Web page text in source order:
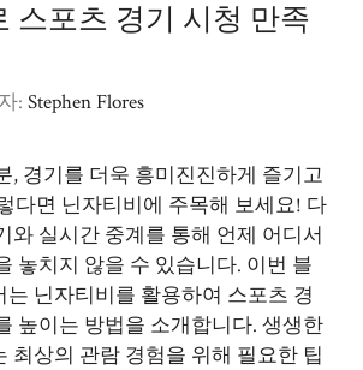
스포츠 경기 시청 만족
: Stephen Flores
, 경기를 더욱 흥미진진하게 즐기고
다면 닌자티비에 주목해 보세요! 다
와 실시간 중계를 통해 언제 어디서
놓치지 않을 수 있습니다. 이번 블
는 닌자티비를 활용하여 스포츠 경
높이는 방법을 소개합니다. 생생한
최상의 관람 경험을 위해 필요한 팁